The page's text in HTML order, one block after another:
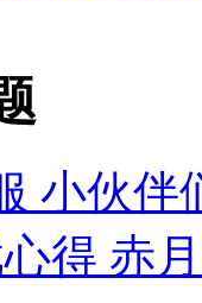
小伙伴
得 赤